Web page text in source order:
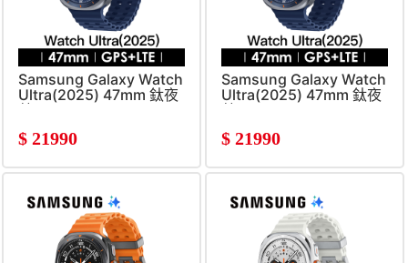
Samsung Galaxy Watch
Ultra(2025) 47mm 鈦夜
藍
$ 21990
Samsung Galaxy Watch
Ultra(2025) 47mm 鈦夜
藍
$ 21990